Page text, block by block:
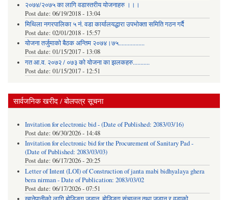
२०७४/२०७५ का लागि वडास्तरीय योजनाहरु ।।।
Post date: 06/19/2018 - 13:04
मिथिला नगरपालिका ५ नं. वडा कार्यालयद्धारा उपभोक्ता समिति गठन गर्दै
Post date: 02/01/2018 - 15:57
याेजना तर्जुमाकाे बैठक अन्तिम २०७४।७५.................
Post date: 01/15/2017 - 13:08
गत आ.व. २०७२ / ०७३ को योजना का झलकहरु...........
Post date: 01/15/2017 - 12:51
सार्वजनिक खरीद / बोलपत्र सूचना
Invitation for electronic bid - (Date of Published: 2083/03/16)
Post date: 06/30/2026 - 14:48
Invitation for electronic bid for the Procurement of Sanitary Pad -
(Date of Published: 2083/03/03)
Post date: 06/17/2026 - 20:25
Letter of Intent (LOI) of Construction of janta mabi bidhyalaya ghera
bera nirman - Date of Publication: 2083/03/02
Post date: 06/17/2026 - 07:51